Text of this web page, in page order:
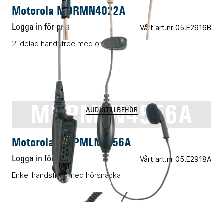
Motorola MDRMN4022A
Logga in för pris Vårt art.nr 05.E2916B
2-delad handsfree med öronbygel
MDPMLN4556A
AUDIOTILLBEHÖR
Motorola MDPMLN4556A
Logga in för pris Vårt art.nr 05.E2918A
Enkel handsfree med hörsnäcka